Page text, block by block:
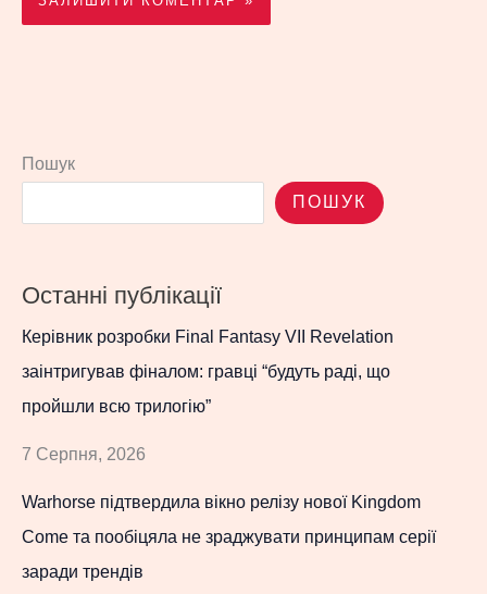
Пошук
ПОШУК
Останні публікації
Керівник розробки Final Fantasy VII Revelation
заінтригував фіналом: гравці “будуть раді, що
пройшли всю трилогію”
7 Серпня, 2026
Warhorse підтвердила вікно релізу нової Kingdom
Come та пообіцяла не зраджувати принципам серії
заради трендів